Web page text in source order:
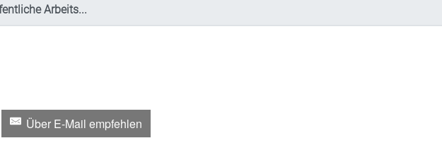
Arbeits...
Über E-Mail empfehlen